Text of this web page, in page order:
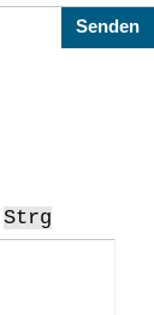
Strg